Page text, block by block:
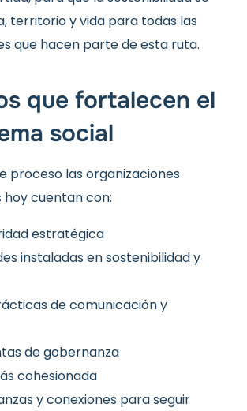
territorio y vida para todas las
que hacen parte de esta ruta.
que fortalecen el
social
proceso las organizaciones
cuentan con:
estratégica
instaladas en sostenibilidad y
de comunicación y
de gobernanza
cohesionada
y conexiones para seguir